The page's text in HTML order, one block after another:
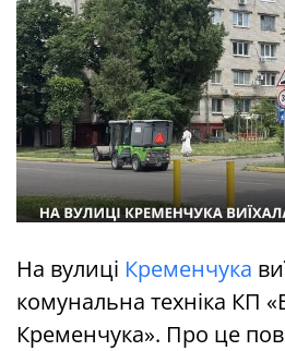
На вулиці Кременчука
комунальна техніка КП
Кременчука». Про це